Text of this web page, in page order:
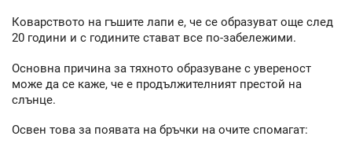
Коварството на гъшите лапи е, че се образуват още след
20 години и с годините стават все по-забележими.
Основна причина за тяхното образуване с увереност
може да се каже, че е продължителният престой на
слънце.
Освен това за появата на бръчки на очите спомагат: